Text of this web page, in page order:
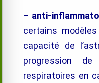
– anti-
certains
capacité de
progression
respiratoires en